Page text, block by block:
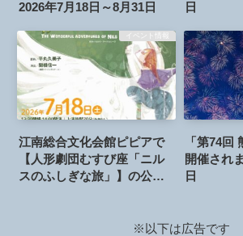
2026年7月18日～8月31日
日
イベント情報
江南総合文化会館ピピアで
【人形劇団むすび座「ニル
スのふしぎな旅」】の公演
「第74回
開催され
日
※以下は広告です